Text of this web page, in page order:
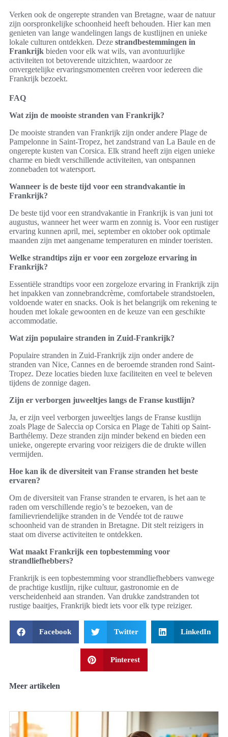
Verken ook de ongerepte stranden van Bretagne, waar de natuur
zijn oorspronkelijke schoonheid heeft behouden. Hier kan men
genieten van lange wandelingen langs de kustlijnen en unieke
lokale culturen ontdekken. Deze strandbestemmingen in
Frankrijk bieden voor elk wat wils, van avontuurlijke
activiteiten tot betoverende uitzichten, waardoor ze
onvergetelijke ervaringsmomenten creëren voor iedereen die
Frankrijk bezoekt.
FAQ
Wat zijn de mooiste stranden van Frankrijk?
De mooiste stranden van Frankrijk zijn onder andere Plage de
Pampelonne in Saint-Tropez, het zandstrand van La Baule en de
ongerepte kusten van Corsica. Elk strand heeft zijn eigen unieke
charme en biedt verschillende activiteiten, van ontspannen
zonnebaden tot watersport.
Wanneer is de beste tijd voor een strandvakantie in
Frankrijk?
De beste tijd voor een strandvakantie in Frankrijk is van juni tot
augustus, wanneer het weer warm en zonnig is. Voor een rustiger
ervaring kunnen april, mei, september en oktober ook optimale
maanden zijn met aangename temperaturen en minder toeristen.
Welke strandtips zijn er voor een zorgeloze ervaring in
Frankrijk?
Essentiële strandtips voor een zorgeloze ervaring in Frankrijk zijn
het inpakken van zonnebrandcrème, comfortabele strandstoelen,
voldoende water en snacks. Ook is het belangrijk om rekening te
houden met lokale gewoonten en de keuze van een geschikte
accommodatie.
Wat zijn populaire stranden in Zuid-Frankrijk?
Populaire stranden in Zuid-Frankrijk zijn onder andere de
stranden van Nice, Cannes en de beroemde stranden rond Saint-
Tropez. Deze locaties bieden luxe faciliteiten en veel te beleven
tijdens de zonnige dagen.
Zijn er verborgen juweeltjes langs de Franse kustlijn?
Ja, er zijn veel verborgen juweeltjes langs de Franse kustlijn
zoals Plage de Saleccia op Corsica en Plage de Tahiti op Saint-
Barthélemy. Deze stranden zijn minder bekend en bieden een
unieke, ongerepte ervaring voor reizigers die de drukte willen
vermijden.
Hoe kan ik de diversiteit van Franse stranden het beste
ervaren?
Om de diversiteit van Franse stranden te ervaren, is het aan te
raden om verschillende regio’s te bezoeken, van de
familievriendelijke stranden in de Vendée tot de rauwe
schoonheid van de stranden in Bretagne. Dit stelt reizigers in
staat om diverse activiteiten te ontdekken.
Wat maakt Frankrijk een topbestemming voor
strandliefhebbers?
Frankrijk is een topbestemming voor strandliefhebbers vanwege
de prachtige kustlijn, rijke cultuur, gastronomie en de
verscheidenheid aan stranden. Van drukke zandstranden tot
rustige baaitjes, Frankrijk biedt iets voor elk type reiziger.
Facebook Twitter LinkedIn
Pinterest
Meer artikelen